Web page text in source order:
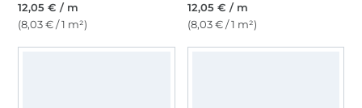
12,05 € / m
(8,03 € / 1 m²)
12,05 € / m
(8,03 € / 1 m²)